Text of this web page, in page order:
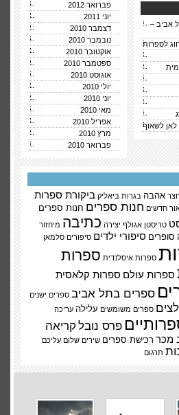
אביב –
לספרות
לאן לשאוף
פברואר 2012
יוני 2011
דצמבר 2010
נובמבר 2010
אוקטובר 2010
ספטמבר 2010
אוגוסט 2010
יולי 2010
יוני 2010
מאי 2010
אפריל 2010
מרץ 2010
פברואר 2010
אהבה בגרות ביאליק ביקורת ספרות
חדשים חנות ספרים חנות ספרים
טריסטן אגולף יצירה כתיבה מיחזור
סופרים סיפורי ילדים סיפורים סלמאן
ספרות איסלנדית ספרות
ספרות עולם ספרות קלאסית
ספרים בתל אביב ספרים ישנים
ספרים משומשים עלילה עריכה
פרס נובל קריאה
מכר רכישת ספרים שירים שלום עליכם
תרגום